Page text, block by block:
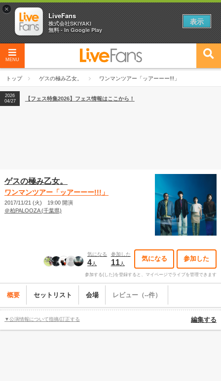
MENU
トップ ゲスの極み乙女。 ワンマンツアー「ッアーーー!!!」
2026
04/27
2026
【ライブ動員ランキング】2026年上半期編発表！
2026
04/27
【フェス特集2026】フェス情報はここから！
ゲスの極み乙女。
ワンマンツアー「ッアーーー!!!」
2017/11/21 (火) 19:00 開演
＠柏PALOOZA (千葉県)
気になる
4人
参加した
11人
気になる 参加した
参加する(した)を登録すると、マイページでライブを管理できます
概要 セットリスト 会場 レビュー（--件）
▼公演情報について指摘/訂正する 編集する
×
LiveFans
株式会社SKIYAKI
無料 - In Google Play
表示